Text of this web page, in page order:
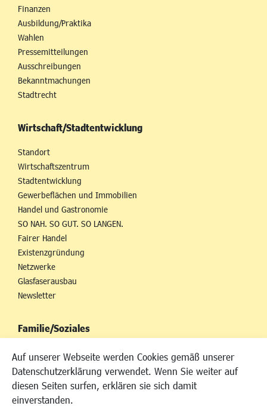
Auf unserer Webseite werden Cookies gemäß unserer
Datenschutzerklärung verwendet. Wenn Sie weiter auf
diesen Seiten surfen, erklären sie sich damit
einverstanden.
Finanzen
Ausbildung/Praktika
Wahlen
Pressemitteilungen
Ausschreibungen
Bekanntmachungen
Stadtrecht
Wirtschaft/Stadtentwicklung
Standort
Wirtschaftszentrum
Stadtentwicklung
Gewerbeflächen und Immobilien
Handel und Gastronomie
SO NAH. SO GUT. SO LANGEN.
Fairer Handel
Existenzgründung
Netzwerke
Glasfaserausbau
Newsletter
Familie/Soziales
Kinderbetreuung
Kinder und Jugend
Institutionen für Familien
Frauen